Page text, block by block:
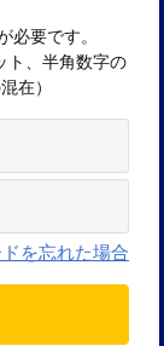
必要です。
ト、半角数字の
在）
を忘れた場合